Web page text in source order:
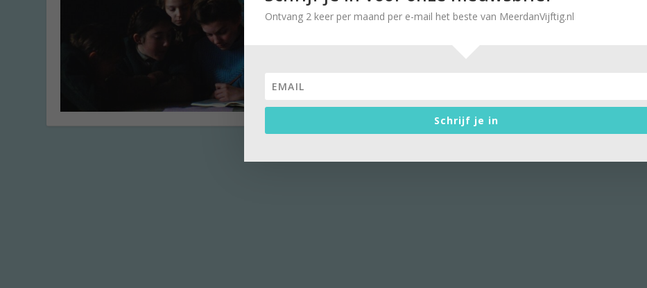
naar te kijken. Deze week raadt Stella Ruisch...
Ontvang 2 keer per maand per e-mail het beste van MeerdanVijftig.nl
Schrijf je in